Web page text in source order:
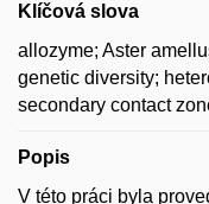
Klíčová slova
allozyme; Aster
genetic diversity;
secondary contact
Popis
V této práci byla